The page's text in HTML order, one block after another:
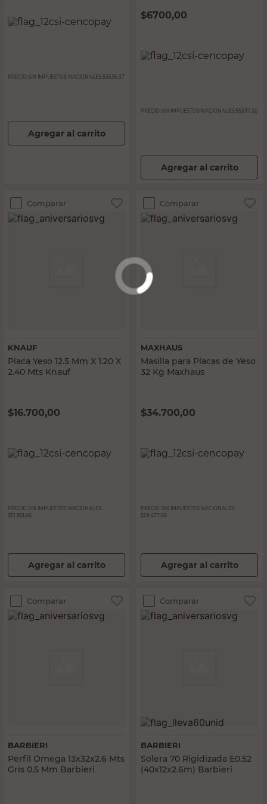
PRECIO SIN IMPUESTOS NACIONALES: $3636,37
Agregar al carrito
$6700,00
PRECIO SIN IMPUESTOS NACIONALES: $5537,20
Agregar al carrito
Comparar
KNAUF
Placa Yeso 12.5 Mm X 1.20 X
2.40 Mts Knauf
$16.700,00
PRECIO SIN IMPUESTOS NACIONALES:
$13.801,66
Agregar al carrito
Comparar
MAXHAUS
Masilla para Placas de Yeso
32 Kg Maxhaus
$34.700,00
PRECIO SIN IMPUESTOS NACIONALES:
$28.677,69
Agregar al carrito
Comparar
BARBIERI
Perfil Omega 13x32x2.6 Mts
Gris 0.5 Mm Barbieri
Comparar
BARBIERI
Solera 70 Rigidizada E0.52
(40x12x2.6m) Barbieri